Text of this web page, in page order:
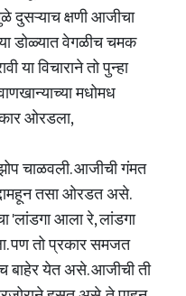
दुसऱ्याच क्षणी आजीचा
डोळ्यात वेगळीच चमक
विचाराने तो पुन्हा
मधोमध
ओरडला,
चाळवली. आजीची गंमत
तसा ओरडत असे.
'लांडगा आला रे, लांडगा
पण तो प्रकार समजत
बाहेर येत असे. आजीची ती